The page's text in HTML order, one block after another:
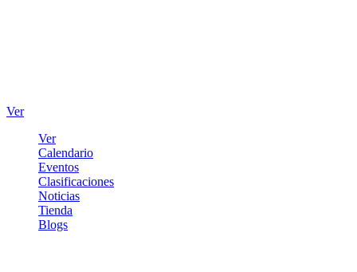
Ver
Ver
Calendario
Eventos
Clasificaciones
Noticias
Tienda
Blogs